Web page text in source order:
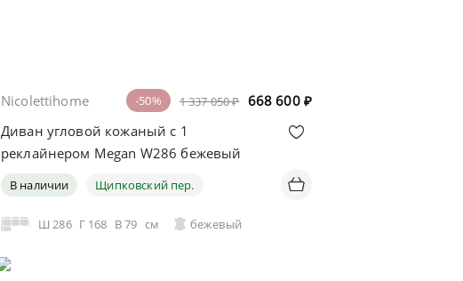
1 337 050 ₽ 668 600 ₽
-50%
Nicolettihome
Диван угловой кожаный с 1
реклайнером Megan W286 бежевый
В наличии Щипковский пер.
Ш 286 Г 168 В79 см бежевый